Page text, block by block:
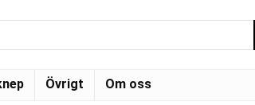
Övrigt Om oss